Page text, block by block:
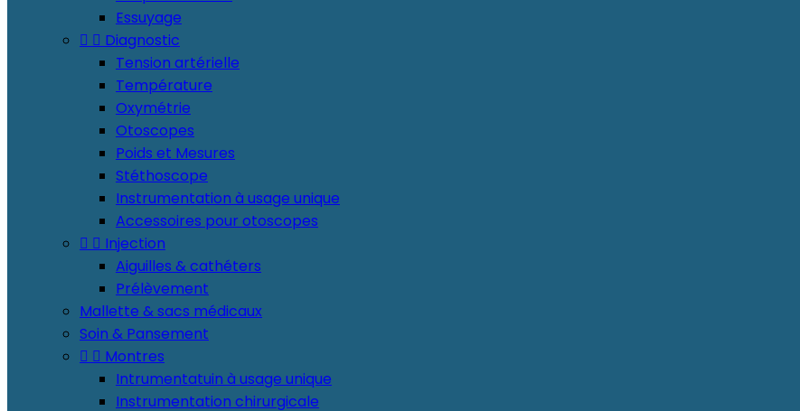
Essuyage
  Diagnostic
Tension artérielle
Température
Oxymétrie
Otoscopes
Poids et Mesures
Stéthoscope
Instrumentation à usage unique
Accessoires pour otoscopes
  Injection
Aiguilles & cathéters
Prélèvement
Mallette & sacs médicaux
Soin & Pansement
  Montres
Intrumentatuin à usage unique
Instrumentation chirurgicale